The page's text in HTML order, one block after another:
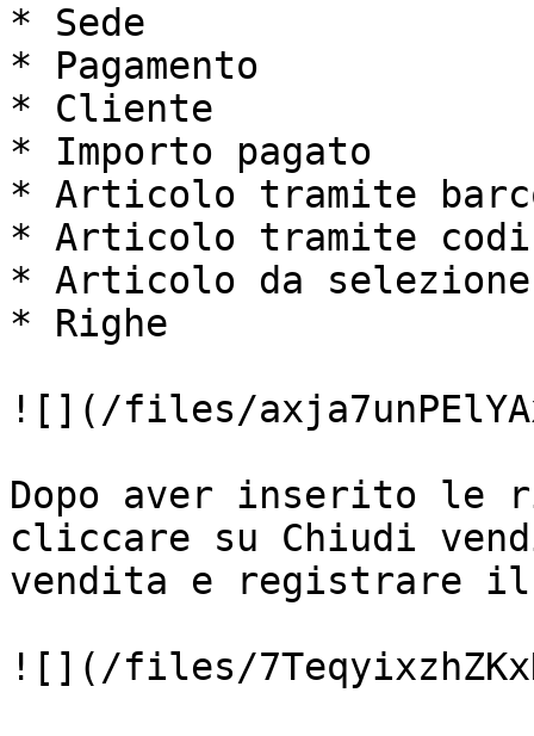
* Sede
* Pagamento
* Cliente
* Importo pagato
* Articolo tramite
* Articolo tramite
* Articolo da
* Righe
![](/files/
Dopo aver inserito le
cliccare su Chiudi
vendita e registrare il
![](/files/